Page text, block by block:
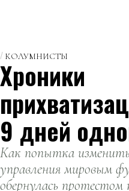
КОЛУМНИСТЫ
Хроники
9 дней
Как попытка
управления мировым
обернулась протестом